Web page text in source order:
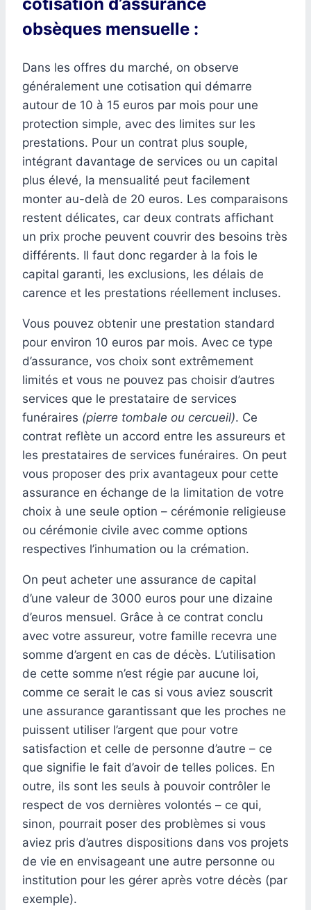
obsèques mensuelle :
Dans les offres du marché, on observe
généralement une cotisation qui démarre
autour de 10 à 15 euros par mois pour une
protection simple, avec des limites sur les
prestations. Pour un contrat plus souple,
intégrant davantage de services ou un capital
plus élevé, la mensualité peut facilement
monter au-delà de 20 euros. Les comparaisons
restent délicates, car deux contrats affichant
un prix proche peuvent couvrir des besoins très
différents. Il faut donc regarder à la fois le
capital garanti, les exclusions, les délais de
carence et les prestations réellement incluses.
Vous pouvez obtenir une prestation standard
pour environ 10 euros par mois. Avec ce type
d’assurance, vos choix sont extrêmement
limités et vous ne pouvez pas choisir d’autres
services que le prestataire de services
funéraires (pierre tombale ou cercueil). Ce
contrat reflète un accord entre les assureurs et
les prestataires de services funéraires. On peut
vous proposer des prix avantageux pour cette
assurance en échange de la limitation de votre
choix à une seule option – cérémonie religieuse
ou cérémonie civile avec comme options
respectives l’inhumation ou la crémation.
On peut acheter une assurance de capital
d’une valeur de 3000 euros pour une dizaine
d’euros mensuel. Grâce à ce contrat conclu
avec votre assureur, votre famille recevra une
somme d’argent en cas de décès. L’utilisation
de cette somme n’est régie par aucune loi,
comme ce serait le cas si vous aviez souscrit
une assurance garantissant que les proches ne
puissent utiliser l’argent que pour votre
satisfaction et celle de personne d’autre – ce
que signifie le fait d’avoir de telles polices. En
outre, ils sont les seuls à pouvoir contrôler le
respect de vos dernières volontés – ce qui,
sinon, pourrait poser des problèmes si vous
aviez pris d’autres dispositions dans vos projets
de vie en envisageant une autre personne ou
institution pour les gérer après votre décès (par
exemple).